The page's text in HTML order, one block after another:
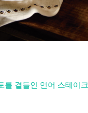
를 곁들인 연어 스테이크